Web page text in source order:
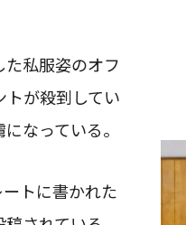
私服姿のオフ
トが殺到してい
なっている。
トに書かれた